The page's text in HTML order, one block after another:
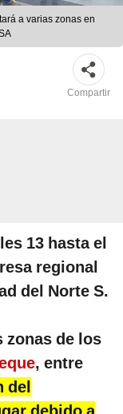
a varias zonas en
Compartir
13 hasta el
regional
del Norte S.
zonas de los
, entre
del